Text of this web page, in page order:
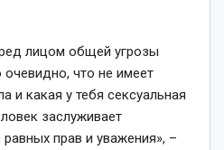
лицом общей угрозы
что не имеет
и какая у тебя сексуальная
заслуживает
прав и уважения», –